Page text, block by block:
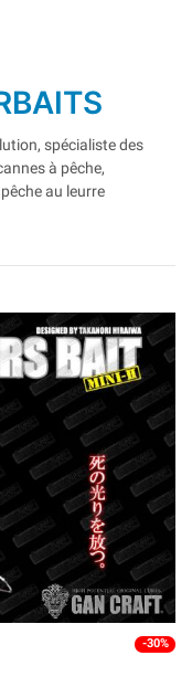
spécialiste des
à pêche,
au leurre
-30%